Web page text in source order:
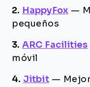
2. HappyFox —
pequeños
3. ARC Facilities
móvil
4. Jitbit —